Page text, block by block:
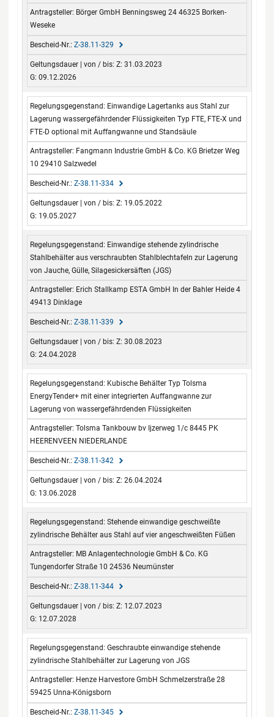
Börger GmbH Benningsweg 24 46325 Borken-
Weseke
Z-38.11-329
Z: 31.03.2023
G: 09.12.2026
Einwandige Lagertanks aus Stahl zur
Lagerung wassergefährdender Flüssigkeiten Typ FTE, FTE-X und
FTE-D optional mit Auffangwanne und Standsäule
Fangmann Industrie GmbH & Co. KG Brietzer Weg
10 29410 Salzwedel
Z-38.11-334
Z: 19.05.2022
G: 19.05.2027
Einwandige stehende zylindrische
Stahlbehälter aus verschraubten Stahlblechtafeln zur Lagerung
von Jauche, Gülle, Silagesickersäften (JGS)
Erich Stallkamp ESTA GmbH In der Bahler Heide 4
49413 Dinklage
Z-38.11-339
Z: 30.08.2023
G: 24.04.2028
Kubische Behälter Typ Tolsma
EnergyTender+ mit einer integrierten Auffangwanne zur
Lagerung von wassergefährdenden Flüssigkeiten
Tolsma Tankbouw bv Ijzerweg 1/c 8445 PK
HEERENVEEN NIEDERLANDE
Z-38.11-342
Z: 26.04.2024
G: 13.06.2028
Stehende einwandige geschweißte
zylindrische Behälter aus Stahl auf vier angeschweißten Füßen
MB Anlagentechnologie GmbH & Co. KG
Tungendorfer Straße 10 24536 Neumünster
Z-38.11-344
Z: 12.07.2023
G: 12.07.2028
Geschraubte einwandige stehende
zylindrische Stahlbehälter zur Lagerung von JGS
Henze Harvestore GmbH Schmelzerstraße 28
59425 Unna-Königsborn
Z-38.11-345